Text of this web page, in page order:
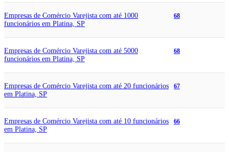
Empresas de Comércio Varejista com até 1000
funcionários em Platina, SP
68
Empresas de Comércio Varejista com até 5000
funcionários em Platina, SP
68
Empresas de Comércio Varejista com até 20 funcionários
em Platina, SP
67
Empresas de Comércio Varejista com até 10 funcionários
em Platina, SP
66